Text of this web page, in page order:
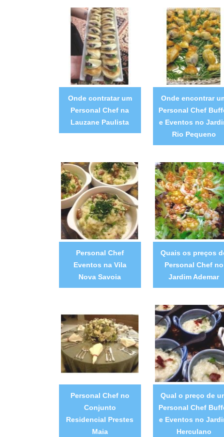
Onde contratar um
Personal Chef na
Lauzane Paulista
Onde encontrar
Personal Chef
e Eventos no
Rio Pequeno
Personal Chef
Eventos na Vila
Nova Savoia
Quais os preços
Personal Chef no
Jardim Ademar
Personal Chef no
Conjunto
Residencial Prestes
Maia
Qual o preço de
Personal Chef
e Eventos no
Herculano